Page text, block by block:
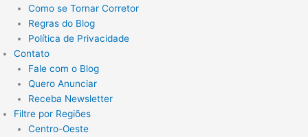
Como se Tornar Corretor
Regras do Blog
Política de Privacidade
Contato
Fale com o Blog
Quero Anunciar
Receba Newsletter
Filtre por Regiões
Centro-Oeste